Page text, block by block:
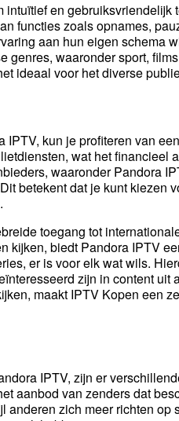
en gebruiksvriendelijk
functies zoals opnames,
aan hun eigen schema
genres, waaronder sport,
ideaal voor het diverse
IPTV, kun je profiteren van
wat het financieel
waaronder Pandora
betekent dat je kunt kiezen
toegang tot
kijken, biedt Pandora IPTV
er is voor elk wat wils.
zijn in content uit
maakt IPTV Kopen een
IPTV, zijn er
aanbod van zenders dat
zich meer richten op